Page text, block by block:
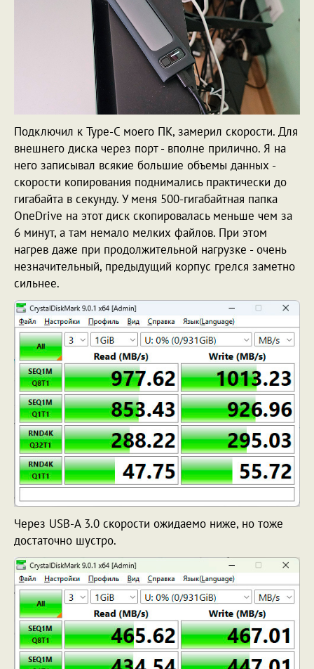
Подключил к Type-C моего ПК, замерил скорости. Для
внешнего диска через порт - вполне прилично. Я на
него записывал всякие большие объемы данных -
скорости копирования поднимались практически до
гигабайта в секунду. У меня 500-гигабайтная папка
OneDrive на этот диск скопировалась меньше чем за
6 минут, а там немало мелких файлов. При этом
нагрев даже при продолжительной нагрузке - очень
незначительный, предыдущий корпус грелся заметно
сильнее.
Через USB-A 3.0 скорости ожидаемо ниже, но тоже
достаточно шустро.